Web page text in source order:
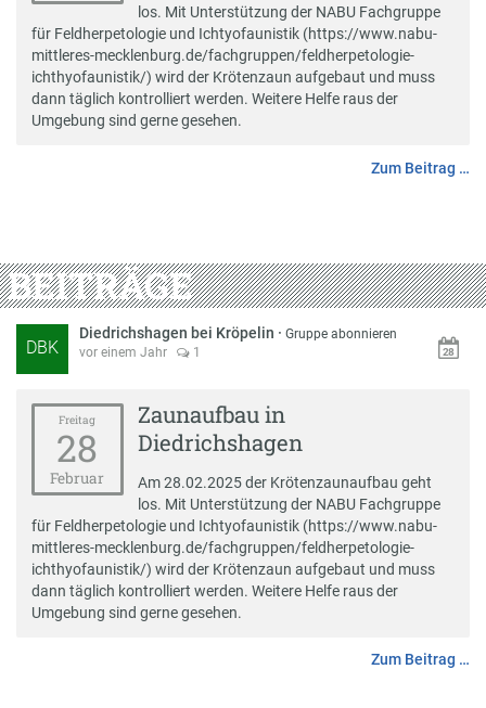
los. Mit Unterstützung der NABU Fachgruppe
für Feldherpetologie und Ichtyofaunistik (https://www.nabu-
mittleres-mecklenburg.de/fachgruppen/feldherpetologie-
ichthyofaunistik/) wird der Krötenzaun aufgebaut und muss
dann täglich kontrolliert werden. Weitere Helfe raus der
Umgebung sind gerne gesehen.
Zum Beitrag …
BEITRÄGE
DBK
Diedrichshagen bei Kröpelin ·Gruppe abonnieren
vor einem Jahr
1
Freitag
28
Februar
Zaunaufbau in
Diedrichshagen
Am 28.02.2025 der Krötenzaunaufbau geht
los. Mit Unterstützung der NABU Fachgruppe
für Feldherpetologie und Ichtyofaunistik (https://www.nabu-
mittleres-mecklenburg.de/fachgruppen/feldherpetologie-
ichthyofaunistik/) wird der Krötenzaun aufgebaut und muss
dann täglich kontrolliert werden. Weitere Helfe raus der
Umgebung sind gerne gesehen.
Zum Beitrag …